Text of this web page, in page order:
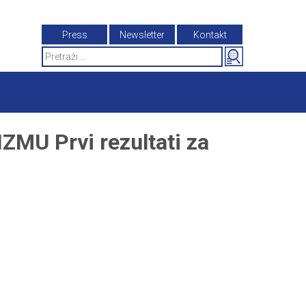
Press Newsletter
Kontakt
Search
for:
Prvi rezultati za